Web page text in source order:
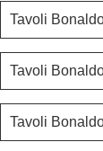
Tavoli
Tavoli
Tavoli